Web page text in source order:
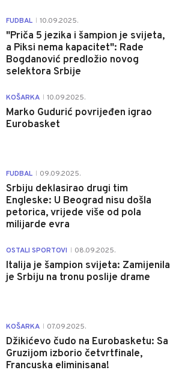
FUDBAL 10.09.2025.
"Priča 5 jezika i šampion je svijeta,
a Piksi nema kapacitet": Rade
Bogdanović predložio novog
selektora Srbije
KOŠARKA 10.09.2025.
Marko Gudurić povrijeđen igrao
Eurobasket
FUDBAL 09.09.2025.
Srbiju deklasirao drugi tim
Engleske: U Beograd nisu došla
petorica, vrijede više od pola
milijarde evra
OSTALI SPORTOVI 08.09.2025.
Italija je šampion svijeta: Zamijenila
je Srbiju na tronu poslije drame
KOŠARKA 07.09.2025.
Džikićevo čudo na Eurobasketu: Sa
Gruzijom izborio četvrtfinale,
Francuska eliminisana!